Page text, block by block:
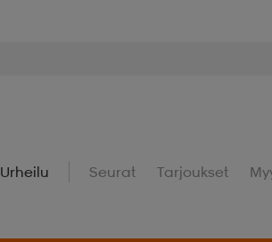
Urheilu Seurat Tarjoukset